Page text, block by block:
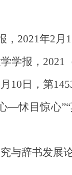
2021年2月1
学报，2021
10日，第
怵目惊心”“
辞书发展